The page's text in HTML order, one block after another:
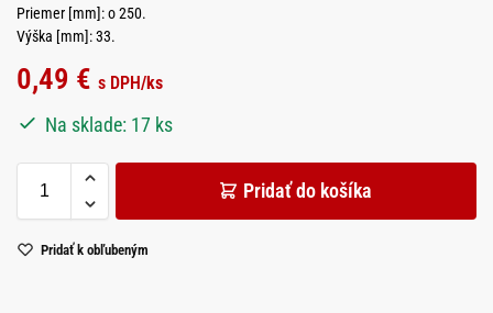
Priemer [mm]: o 250.
Výška [mm]: 33.
0,49 € s DPH/ks
Na sklade: 17 ks
Pridať do košíka
Pridať k obľubeným